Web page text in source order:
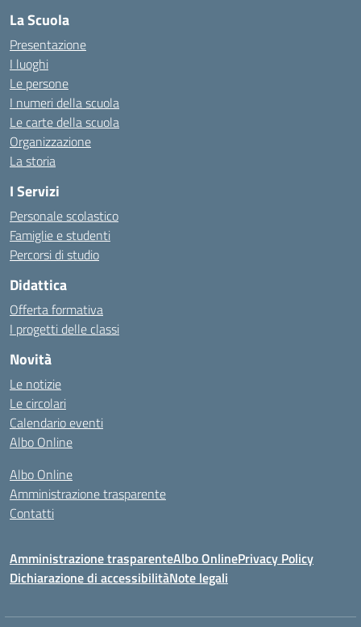
La Scuola
Presentazione
I luoghi
Le persone
I numeri della scuola
Le carte della scuola
Organizzazione
La storia
I Servizi
Personale scolastico
Famiglie e studenti
Percorsi di studio
Didattica
Offerta formativa
I progetti delle classi
Novità
Le notizie
Le circolari
Calendario eventi
Albo Online
Albo Online
Amministrazione trasparente
Contatti
Amministrazione trasparenteAlbo OnlinePrivacy Policy
Dichiarazione di accessibilitàNote legali